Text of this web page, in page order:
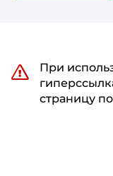
При
страницу